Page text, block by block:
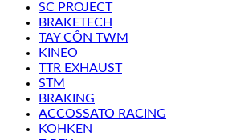
SC PROJECT
BRAKETECH
TAY CÔN TWM
KINEO
TTR EXHAUST
STM
BRAKING
ACCOSSATO RACING
KOHKEN